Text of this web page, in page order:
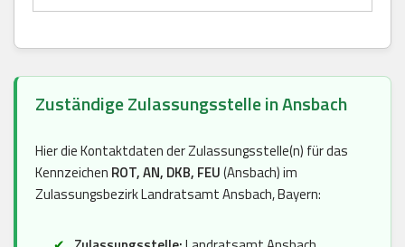
Zuständige Zulassungsstelle in Ansbach
Hier die Kontaktdaten der Zulassungsstelle(n) für das
Kennzeichen ROT, AN, DKB, FEU(Ansbach) im
Zulassungsbezirk Landratsamt Ansbach, Bayern: